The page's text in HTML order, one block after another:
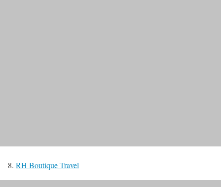
8. RH Boutique Travel